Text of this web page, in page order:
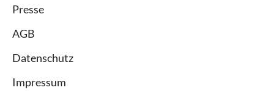
Presse
AGB
Datenschutz
Impressum